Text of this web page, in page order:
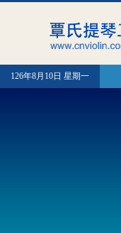
126年8月10日 星期一